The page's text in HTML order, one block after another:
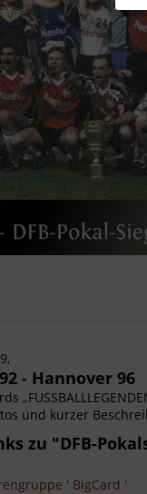
- Hannover 96
und kurzer
zu "DFB-
' BigCard '